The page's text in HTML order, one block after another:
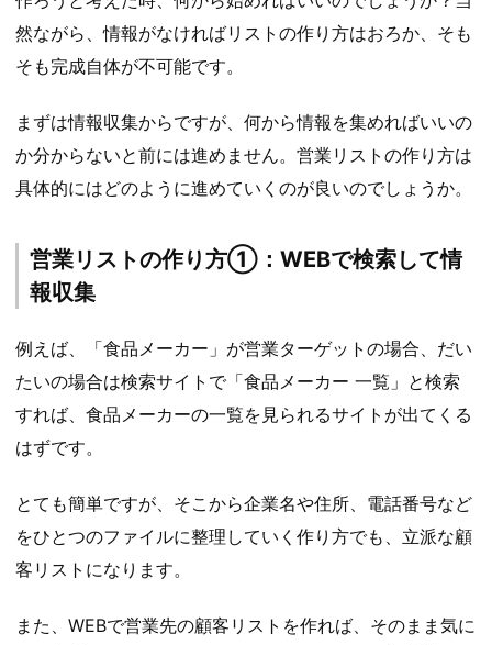
然ながら、情報がなければリストの作り方はおろか、そも
そも完成自体が不可能です。
まずは情報収集からですが、何から情報を集めればいいの
か分からないと前には進めません。営業リストの作り方は
具体的にはどのように進めていくのが良いのでしょうか。
営業リストの作り方①：WEBで検索して情
報収集
例えば、「食品メーカー」が営業ターゲットの場合、だい
たいの場合は検索サイトで「食品メーカー 一覧」と検索
すれば、食品メーカーの一覧を見られるサイトが出てくる
はずです。
とても簡単ですが、そこから企業名や住所、電話番号など
をひとつのファイルに整理していく作り方でも、立派な顧
客リストになります。
また、WEBで営業先の顧客リストを作れば、そのまま気に